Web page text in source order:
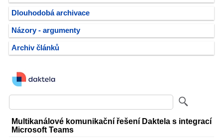
Dlouhodobá archivace
Názory - argumenty
Archiv článků
Multikanálové komunikační řešení Daktela s integrací
Microsoft Teams